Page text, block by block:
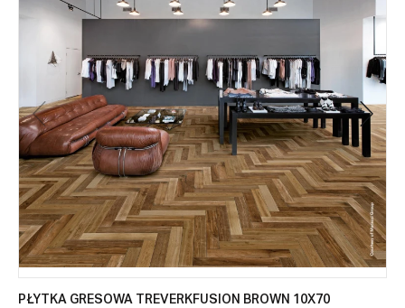
PŁYTKA GRESOWA TREVERKFUSION BROWN 10X70